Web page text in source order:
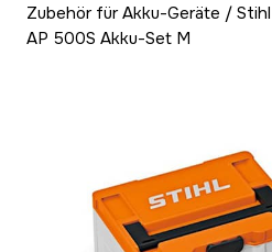
Zubehör für Akku-Geräte / Stihl
AP 500S Akku-Set M